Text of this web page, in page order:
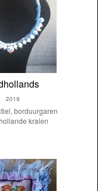
2019
borduurgaren
kralen